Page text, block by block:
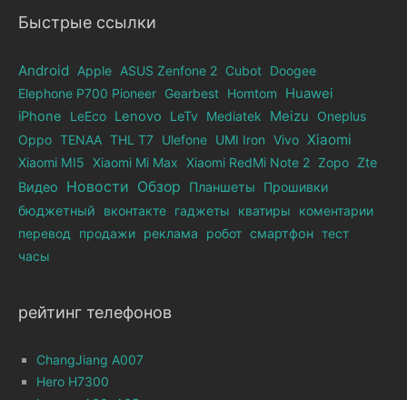
Быстрые ссылки
Android Apple ASUS Zenfone 2 Cubot Doogee
Elephone Р700 Pioneer Gearbest Homtom
Huawei
iPhone
LeEco Lenovo LeTv Mediatek Meizu
Oneplus
Oppo TENAA THL T7 Ulefone UMI Iron Vivo Xiaomi
Xiaomi MI5 Xiaomi Mi Max Xiaomi RedMi Note 2 Zopo Zte
Видео Новости Обзор Планшеты
Прошивки
бюджетный
вконтакте гаджеты кватиры
коментарии
перевод
продажи реклама робот смартфон тест
часы
рейтинг телефонов
ChangJiang A007
Hero H7300